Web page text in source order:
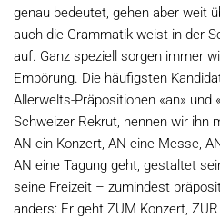
genau bedeutet, gehen aber weit
auch die Grammatik weist in der
auf. Ganz speziell sorgen immer
Empörung. Die häufigsten
Allerwelts-Präpositionen «an» und
Schweizer Rekrut, nennen wir ihn
AN ein Konzert, AN eine Messe,
AN eine Tagung geht, gestaltet
seine Freizeit – zumindest
anders: Er geht ZUM Konzert,